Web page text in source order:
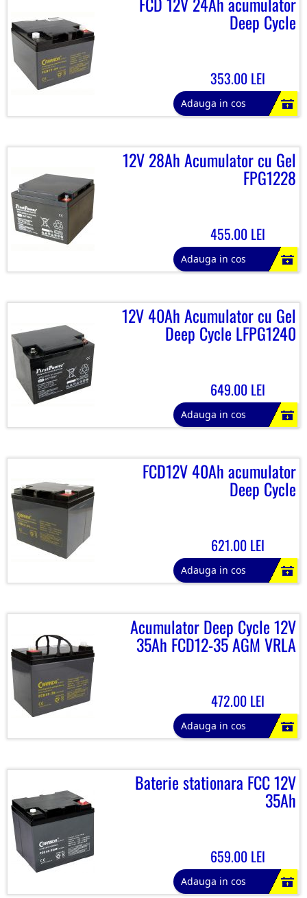
Deep Cycle
353.00 LEI
Adauga in cos
12V 28Ah Acumulator cu Gel
FPG1228
455.00 LEI
Adauga in cos
12V 40Ah Acumulator cu Gel
Deep Cycle LFPG1240
649.00 LEI
Adauga in cos
FCD12V 40Ah acumulator
Deep Cycle
621.00 LEI
Adauga in cos
Acumulator Deep Cycle 12V
35Ah FCD12-35 AGM VRLA
472.00 LEI
Adauga in cos
Baterie stationara FCC 12V
35Ah
659.00 LEI
Adauga in cos